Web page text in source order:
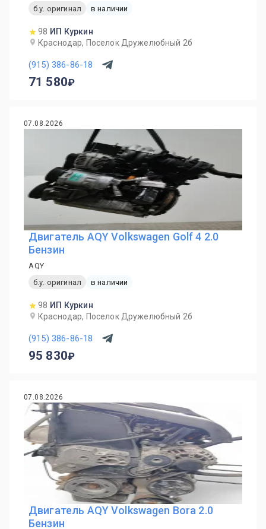
б.у. оригинал
в наличии
98 ИП Куркин
Краснодар, Поселок Дружелюбный 2б
(915) 386-86-18
71 580
07.08.2026
Двигатель AQY Volkswagen Golf 4 2.0
Бензин
AQY
б.у. оригинал
в наличии
98 ИП Куркин
Краснодар, Поселок Дружелюбный 2б
(915) 386-86-18
95 830
07.08.2026
Двигатель AQY Volkswagen Bora 2.0
Бензин